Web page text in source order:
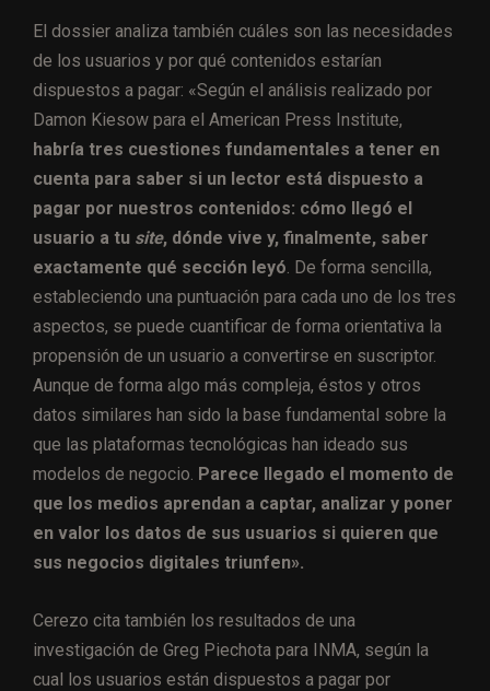
El dossier analiza también cuáles son las necesidades
de los usuarios y por qué contenidos estarían
dispuestos a pagar: «Según el análisis realizado por
Damon Kiesow para el American Press Institute,
habría tres cuestiones fundamentales a tener en
cuenta para saber si un lector está dispuesto a
pagar por nuestros contenidos: cómo llegó el
usuario a tu site, dónde vive y, finalmente, saber
exactamente qué sección leyó . De forma sencilla,
estableciendo una puntuación para cada uno de los tres
aspectos, se puede cuantificar de forma orientativa la
propensión de un usuario a convertirse en suscriptor.
Aunque de forma algo más compleja, éstos y otros
datos similares han sido la base fundamental sobre la
que las plataformas tecnológicas han ideado sus
modelos de negocio. Parece llegado el momento de
que los medios aprendan a captar, analizar y poner
en valor los datos de sus usuarios si quieren que
sus negocios digitales triunfen».
Cerezo cita también los resultados de una
investigación de Greg Piechota para INMA, según la
cual los usuarios están dispuestos a pagar por